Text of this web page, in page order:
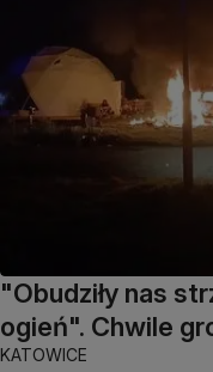
"Obudziły nas
ogień". Chwile
KATOWICE